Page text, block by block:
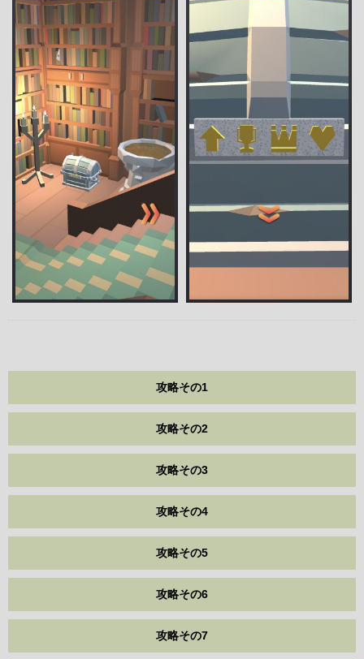
攻略その1
攻略その2
攻略その3
攻略その4
攻略その5
攻略その6
攻略その7